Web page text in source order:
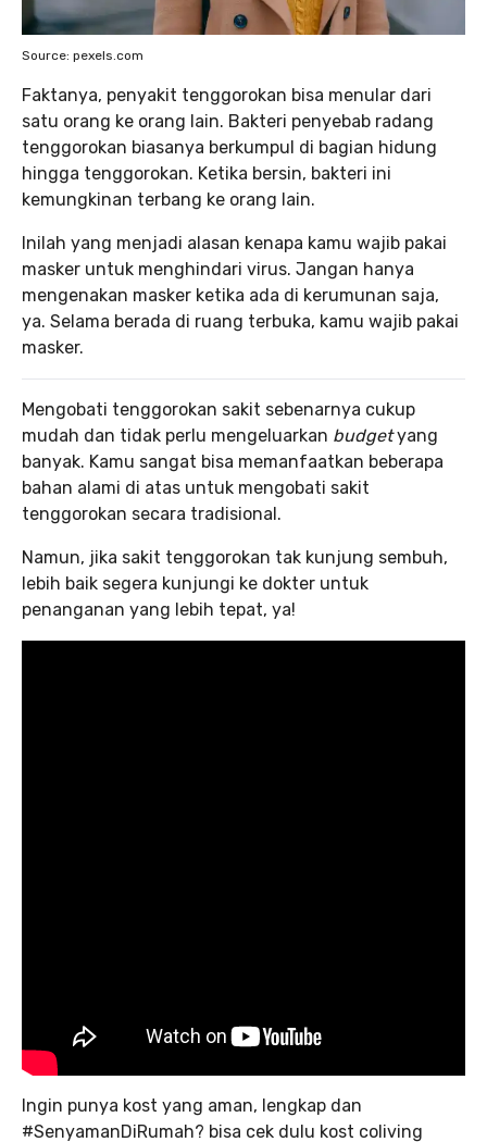
Source: pexels.com
Faktanya, penyakit tenggorokan bisa menular dari
satu orang ke orang lain. Bakteri penyebab radang
tenggorokan biasanya berkumpul di bagian hidung
hingga tenggorokan. Ketika bersin, bakteri ini
kemungkinan terbang ke orang lain.
Inilah yang menjadi alasan kenapa kamu wajib pakai
masker untuk menghindari virus. Jangan hanya
mengenakan masker ketika ada di kerumunan saja,
ya. Selama berada di ruang terbuka, kamu wajib pakai
masker.
Mengobati tenggorokan sakit sebenarnya cukup
mudah dan tidak perlu mengeluarkan budgetyang
banyak. Kamu sangat bisa memanfaatkan beberapa
bahan alami di atas untuk mengobati sakit
tenggorokan secara tradisional.
Namun, jika sakit tenggorokan tak kunjung sembuh,
lebih baik segera kunjungi ke dokter untuk
penanganan yang lebih tepat, ya!
Ingin punya kost yang aman, lengkap dan
#SenyamanDiRumah? bisa cek dulu kost coliving